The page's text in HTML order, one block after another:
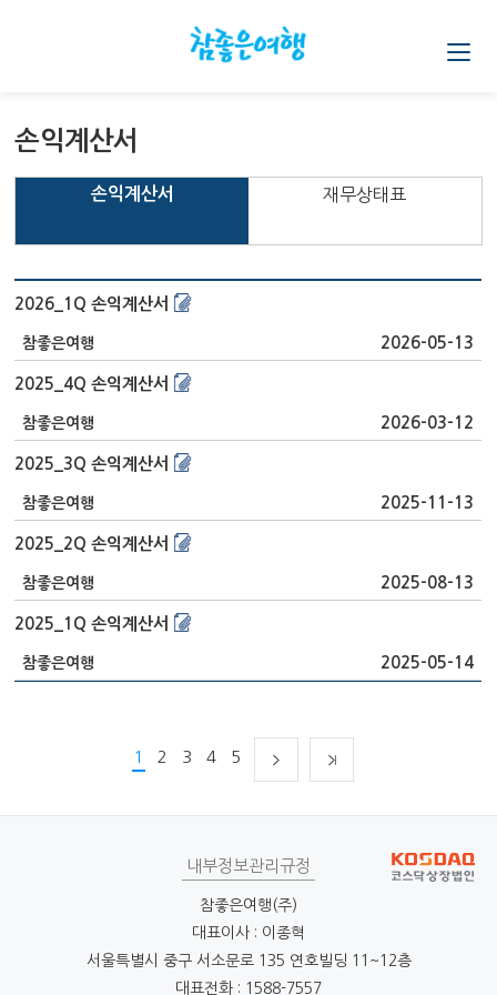
손익계산서
손익계산서 재무상태표
2026_1Q 손익계산서
참좋은여행 2026-05-13
2025_4Q 손익계산서
참좋은여행 2026-03-12
2025_3Q 손익계산서
참좋은여행 2025-11-13
2025_2Q 손익계산서
참좋은여행 2025-08-13
2025_1Q 손익계산서
참좋은여행 2025-05-14
1 2 3 4 5
내부정보관리규정
참좋은여행(주)
대표이사 : 이종혁
서울특별시 중구 서소문로 135 연호빌딩 11~12층
대표전화 : 1588-7557